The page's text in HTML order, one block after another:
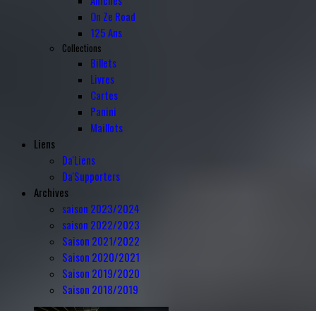
On Ze Road
125 Ans
Collections
Billets
Livres
Cartes
Panini
Maillots
Liens
Da'Liens
Da'Supporters
Archives
saison 2023/2024
saison 2022/2023
Saison 2021/2022
Saison 2020/2021
Saison 2019/2020
Saison 2018/2019